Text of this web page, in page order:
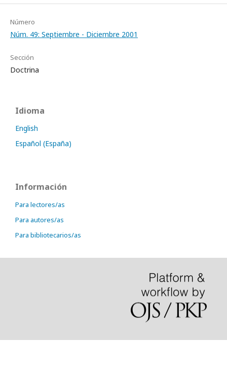
Número
Núm. 49: Septiembre - Diciembre 2001
Sección
Doctrina
Idioma
English
Español (España)
Información
Para lectores/as
Para autores/as
Para bibliotecarios/as